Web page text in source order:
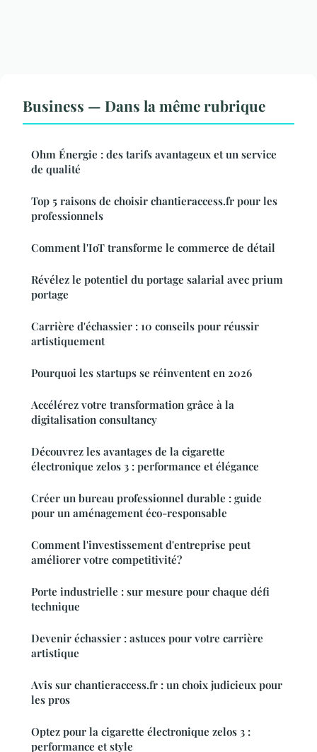
Business — Dans la même rubrique
Ohm Énergie : des tarifs avantageux et un service
de qualité
Top 5 raisons de choisir chantieraccess.fr pour les
professionnels
Comment l'IoT transforme le commerce de détail
Révélez le potentiel du portage salarial avec prium
portage
Carrière d'échassier : 10 conseils pour réussir
artistiquement
Pourquoi les startups se réinventent en 2026
Accélérez votre transformation grâce à la
digitalisation consultancy
Découvrez les avantages de la cigarette
électronique zelos 3 : performance et élégance
Créer un bureau professionnel durable : guide
pour un aménagement éco-responsable
Comment l'investissement d'entreprise peut
améliorer votre competitivité?
Porte industrielle : sur mesure pour chaque défi
technique
Devenir échassier : astuces pour votre carrière
artistique
Avis sur chantieraccess.fr : un choix judicieux pour
les pros
Optez pour la cigarette électronique zelos 3 :
performance et style